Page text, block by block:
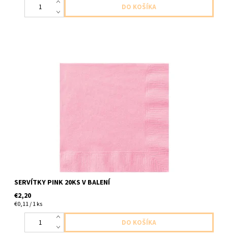
papierové servítky ruzove 3vrstvove 20ks v baleni 33x33cm
SERVÍTKY PINK 20KS V BALENÍ
€2,20
€0,11 / 1 ks